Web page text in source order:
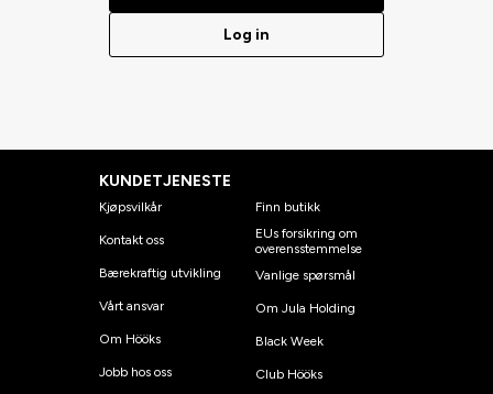
Log in
KUNDETJENESTE
Kjøpsvilkår
Kontakt oss
Bærekraftig utvikling
Vårt ansvar
Om Hööks
Jobb hos oss
Finn butikk
EUs forsikring om
overensstemmelse
Vanlige spørsmål
Om Jula Holding
Black Week
Club Hööks